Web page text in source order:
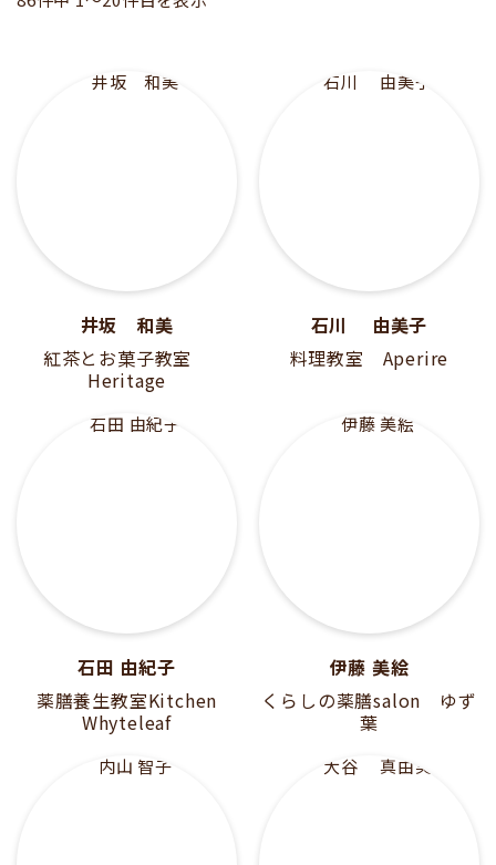
井坂 和美
紅茶とお菓子教室
Heritage
石川 由美子
料理教室 Aperire
石田 由紀子
薬膳養生教室Kitchen
Whyteleaf
伊藤 美絵
くらしの薬膳salon ゆず
葉